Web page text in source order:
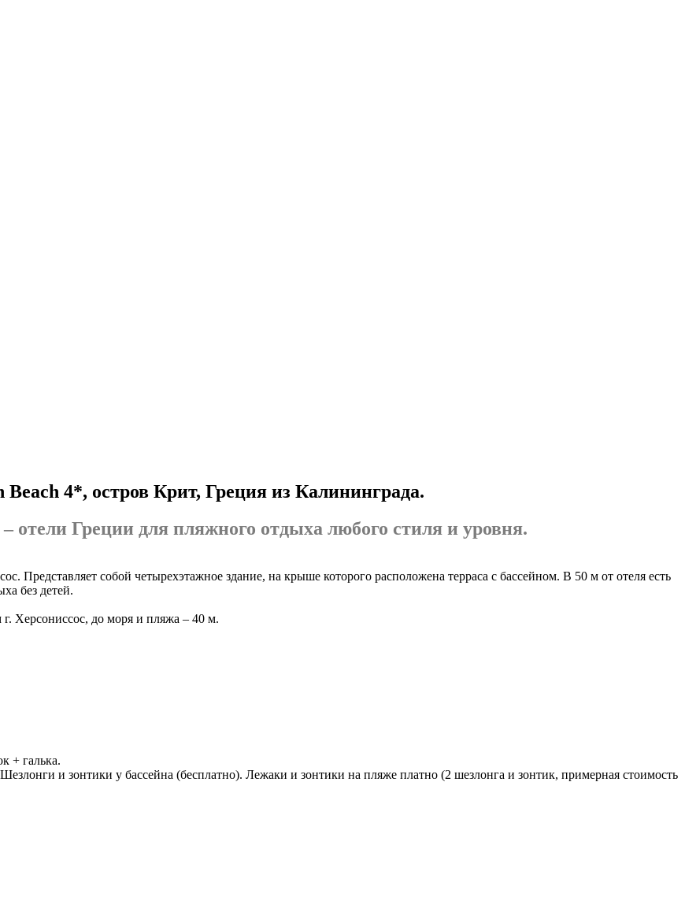
Beach 4*, остров Крит, Греция из Калининграда.
отели Греции для пляжного отдыха любого стиля и уровня.
Представляет собой четырехэтажное здание, на крыше которого расположена терраса с бассейном. В 50 м от отеля есть
без детей.
Херсониссос, до моря и пляжа – 40 м.
+ галька.
и зонтики у бассейна (бесплатно). Лежаки и зонтики на пляже платно (2 шезлонга и зонтик, примерная стоимость